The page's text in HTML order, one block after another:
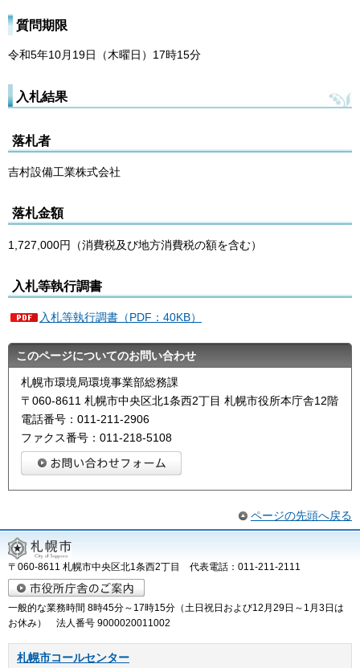
質問期限
令和5年10月19日（木曜日）17時15分
入札結果
落札者
吉村設備工業株式会社
落札金額
1,727,000円（消費税及び地方消費税の額を含む）
入札等執行調書
入札等執行調書（PDF：40KB）
このページについてのお問い合わせ
札幌市環境局環境事業部総務課
〒060-8611 札幌市中央区北1条西2丁目 札幌市役所本庁舎12階
電話番号：011-211-2906
ファクス番号：011-218-5108
ページの先頭へ戻る
〒060-8611 札幌市中央区北1条西2丁目 代表電話：011-211-2111
一般的な業務時間 8時45分～17時15分（土日祝日および12月29日～1月3日は
お休み） 法人番号 9000020011002
札幌市コールセンター